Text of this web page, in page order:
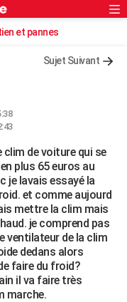
Rechercher
et pannes
Sujet Suivant
de voiture qui se
plus 65 euros au
je lavais essayé la
et comme aujourd
mettre la clim mais
je comprend pas
ventilateur de la clim
dedans alors
faire du froid?
il va faire très
marche.